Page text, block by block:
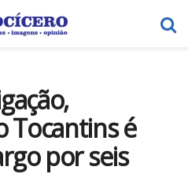
Tocantins é
por seis